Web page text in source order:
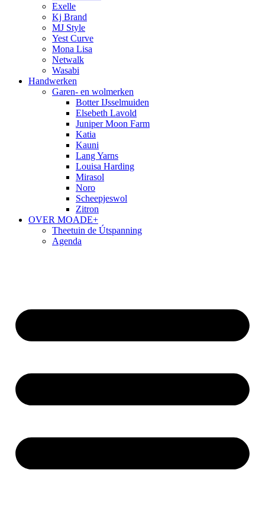
Exelle
Kj Brand
MJ Style
Yest Curve
Mona Lisa
Netwalk
Wasabi
Handwerken
Garen- en wolmerken
Botter IJsselmuiden
Elsebeth Lavold
Juniper Moon Farm
Katia
Kauni
Lang Yarns
Louisa Harding
Mirasol
Noro
Scheepjeswol
Zitron
OVER MOADE+
Theetuin de Útspanning
Agenda